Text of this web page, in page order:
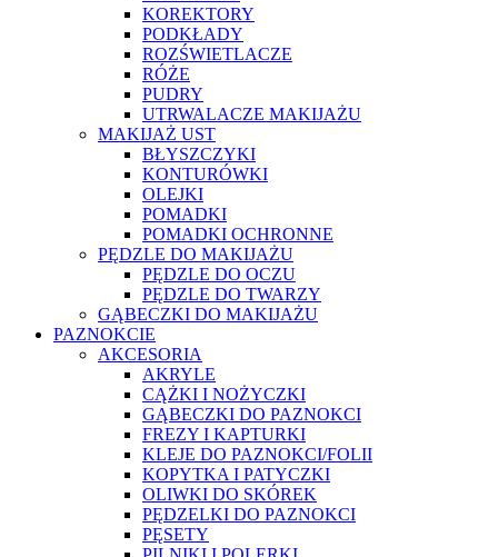
KOREKTORY
PODKŁADY
ROZŚWIETLACZE
RÓŻE
PUDRY
UTRWALACZE MAKIJAŻU
MAKIJAŻ UST
BŁYSZCZYKI
KONTURÓWKI
OLEJKI
POMADKI
POMADKI OCHRONNE
PĘDZLE DO MAKIJAŻU
PĘDZLE DO OCZU
PĘDZLE DO TWARZY
GĄBECZKI DO MAKIJAŻU
PAZNOKCIE
AKCESORIA
AKRYLE
CĄŻKI I NOŻYCZKI
GĄBECZKI DO PAZNOKCI
FREZY I KAPTURKI
KLEJE DO PAZNOKCI/FOLII
KOPYTKA I PATYCZKI
OLIWKI DO SKÓREK
PĘDZELKI DO PAZNOKCI
PĘSETY